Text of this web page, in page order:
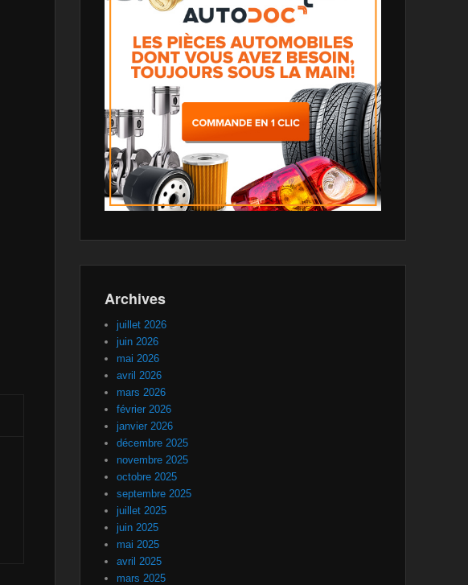
Archives
juillet 2026
juin 2026
mai 2026
avril 2026
mars 2026
février 2026
janvier 2026
décembre 2025
novembre 2025
octobre 2025
septembre 2025
juillet 2025
juin 2025
mai 2025
avril 2025
mars 2025